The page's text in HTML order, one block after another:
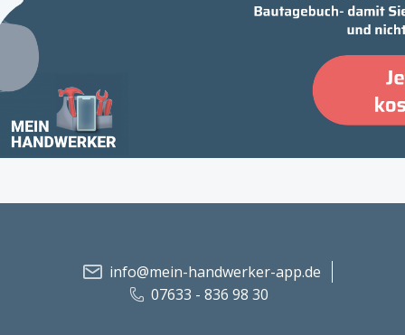
info@mein-handwerker-app.de
07633 - 836 98 30